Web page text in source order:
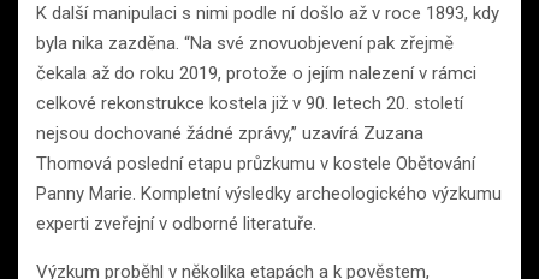
K další manipulaci s nimi podle ní došlo až v roce 1893, kdy
byla nika zazděna. “Na své znovuobjevení pak zřejmě
čekala až do roku 2019, protože o jejím nalezení v rámci
celkové rekonstrukce kostela již v 90. letech 20. století
nejsou dochované žádné zprávy,” uzavírá Zuzana
Thomová poslední etapu průzkumu v kostele Obětování
Panny Marie. Kompletní výsledky archeologického výzkumu
experti zveřejní v odborné literatuře.
Výzkum proběhl v několika etapách a k pověstem,